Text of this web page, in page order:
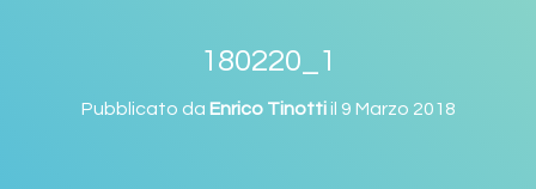
180220_1
Pubblicato da Enrico Tinottiil 9 Marzo 2018